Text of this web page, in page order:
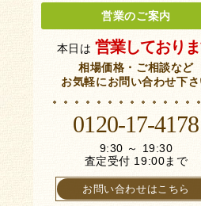
営業のご案内
本日は 営業しており
相場価格・ご相談など
お気軽にお問い合わせ下
0120-17-4178
9:30 ～ 19:30
査定受付 19:00まで
お問い合わせはこちら